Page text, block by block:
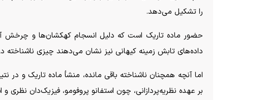
را تشکیل می‌دهد.
حضور ماده تاریک است که دلیل انسجام کهکشان‌ها و چرخش
داده‌های تابش زمینه کیهانی نیز نشان می‌دهند چیزی ناشناخته
اما آنچه همچنان ناشناخته باقی مانده، منشأ ماده تاریک و
بر عهده نظریه‌پردازانی، چون استفانو پروفومو، فیزیک‌دان نظری و